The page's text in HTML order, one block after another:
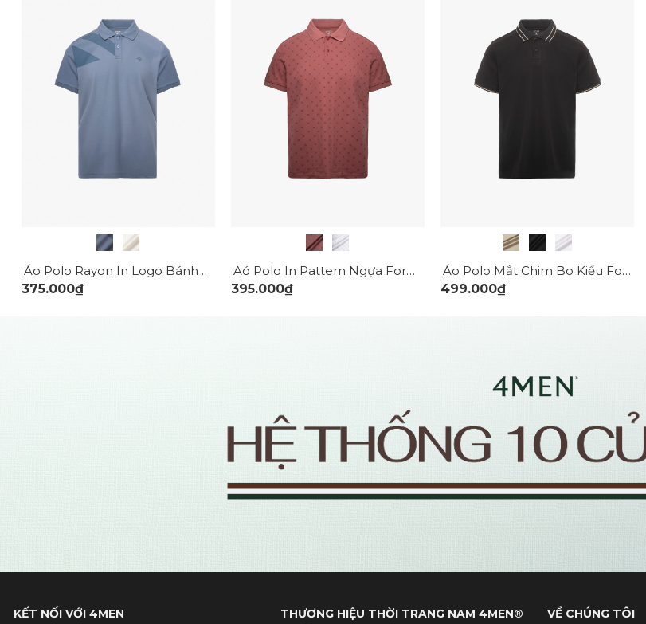
Áo Polo Rayon In Logo Bánh Lái Form Regular PO165
375.000₫
Aó Polo In Pattern Ngựa Form Regular PO180
395.000₫
Áo Polo Mắt Chim Bo Kiểu Form Regular PO188
499.000₫
KẾT NỐI VỚI 4MEN THƯƠNG HIỆU THỜI TRANG NAM 4MEN® VỀ CHÚNG TÔI